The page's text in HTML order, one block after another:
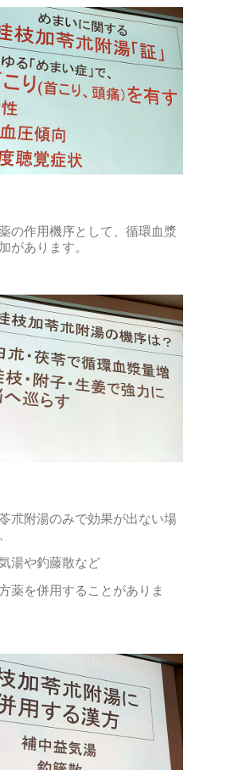
の作用機序として、循環血漿
があります。
朮附湯のみで効果が出ない場
湯や釣藤散など
薬を併用することがありま